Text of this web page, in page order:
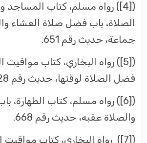
([4]) رواه مسلم، كتاب المساجد
الصلاة، باب فضل صلاة العشاء
جماعة، حديث رقم 651.
([5]) رواه البخاري، كتاب مواقيت
فضل الصلاة لوقتها، حديث رقم 528.
([6]) رواه مسلم، كتاب
والصلاة عقبه، حديث رقم 668.
([7]) رواه البخاري، كتاب مواقيت